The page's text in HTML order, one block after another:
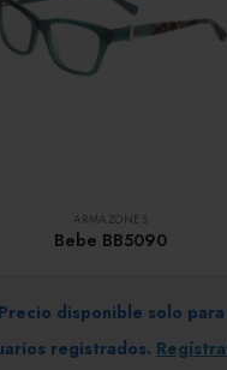
ARMAZONES
Bebe BB5090
Precio disponible solo para
registrados.